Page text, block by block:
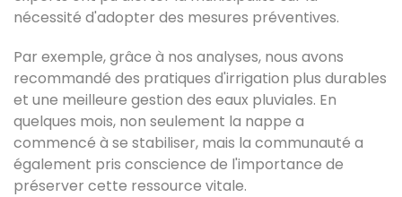
nécessité d'adopter des mesures préventives.
Par exemple, grâce à nos analyses, nous avons
recommandé des pratiques d'irrigation plus durables
et une meilleure gestion des eaux pluviales. En
quelques mois, non seulement la nappe a
commencé à se stabiliser, mais la communauté a
également pris conscience de l'importance de
préserver cette ressource vitale.